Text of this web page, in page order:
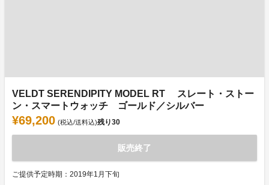
VELDT SERENDIPITY MODEL RT スレート・ストー
ン・スマートウォッチ ゴールド／シルバー
¥69,200 (税込/送料込)残り30
販売終了
ご提供予定時期：2019年1月下旬